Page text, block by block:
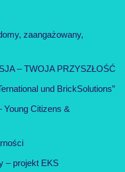
zaangażowany,
– TWOJA PRZYSZŁOŚĆ
und BrickSolutions”
Young Citizens &
– projekt EKS